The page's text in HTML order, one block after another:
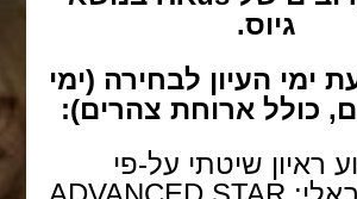
גיוס.
ימי העיון לבחירה (ימי
כולל ארוחת צהרים):
ביצוע ראיון שיטתי על-פי